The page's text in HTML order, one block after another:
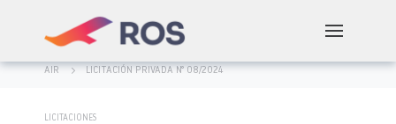
AIR LICITACIÓN PRIVADA N° 08/2024
LICITACIONES